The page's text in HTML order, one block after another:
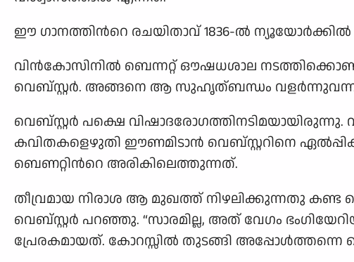
ഈ ഗാനത്തിന്‍റെ രചയിതാവ് 1836-ല്‍
വിന്‍കോസിനില്‍ ബെന്നറ്റ് ഔഷധശാല
വെബ്സ്റ്റര്‍. അങ്ങനെ ആ സുഹൃത്ബന്ധം
വെബ്സ്റ്റര്‍ പക്ഷെ
കവിതകളെഴുതി ഈണമിടാന്‍ വെബ്സ്റ്ററിനെ
ബെണറ്റിന്‍റെ അരികിലെത്തുന്നത്.
തീവ്രമായ നിരാശ ആ മുഖത്ത് നിഴലിക്കുന്നതു കണ്ട
വെബ്സ്റ്റര്‍ പറഞ്ഞു. “സാരമില്ല, അത് വേഗം
പ്രേരകമായത്. കോറസ്സില്‍ തുടങ്ങി